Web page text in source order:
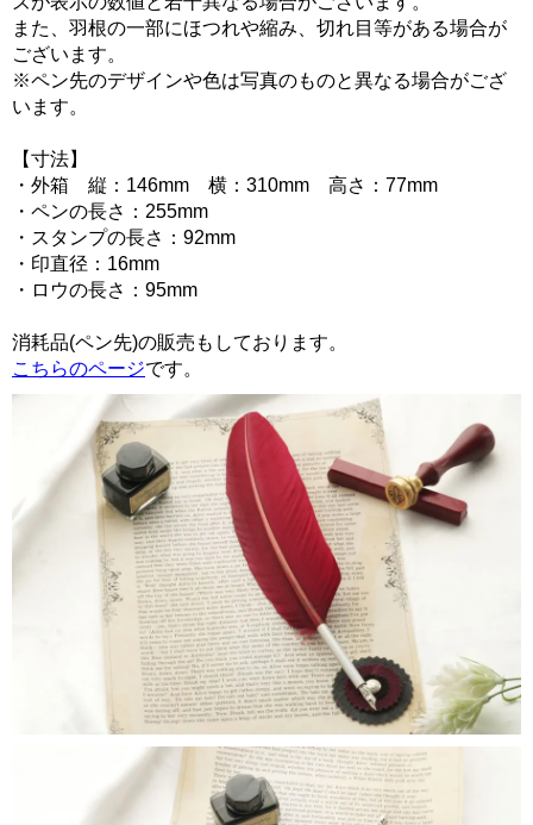
また、羽根の一部にほつれや縮み、切れ目等がある場合が
ございます。
※ペン先のデザインや色は写真のものと異なる場合がござ
います。
【寸法】
・外箱 縦：146mm 横：310mm 高さ：77mm
・ペンの長さ：255mm
・スタンプの長さ：92mm
・印直径：16mm
・ロウの長さ：95mm
消耗品(ペン先)の販売もしております。
こちらのページです。